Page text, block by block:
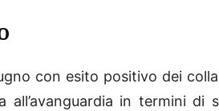
con esito positivo dei
all’avanguardia in termini di